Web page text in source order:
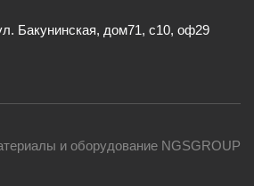
Бакунинская, дом71, с10, оф29
и оборудование NGSGROUP